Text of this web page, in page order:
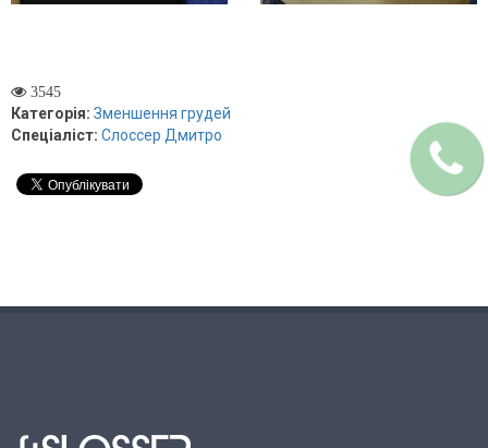
3545
Категорія: Зменшення грудей
Спеціаліст: Слоссер Дмитро